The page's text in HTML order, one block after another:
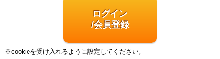
ログイン
/会員登録
※cookieを受け入れるように設定してください。